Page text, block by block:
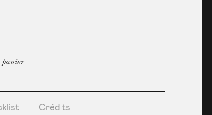
panier
Crédits